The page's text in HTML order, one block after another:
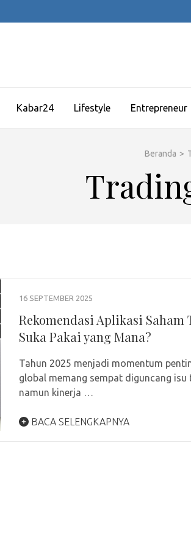
Kabar24 Lifestyle Entrepreneur
Beranda >
16 SEPTEMBER 2025
Rekomendasi Aplikasi Saham
Suka Pakai yang Mana?
Tahun 2025 menjadi momentum
global memang sempat diguncang
namun kinerja …
BACA SELENGKAPNYA